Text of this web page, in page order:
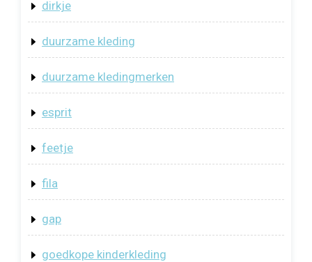
dirkje
duurzame kleding
duurzame kledingmerken
esprit
feetje
fila
gap
goedkope kinderkleding